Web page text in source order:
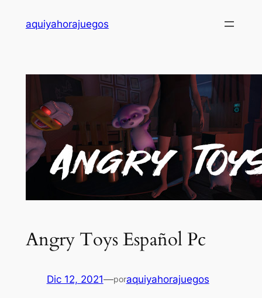
aquiyahorajuegos
Angry Toys Español Pc
Dic 12, 2021—poraquiyahorajuegos